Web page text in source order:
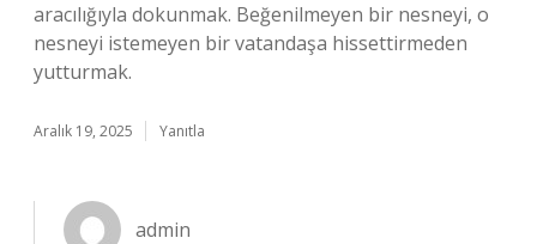
aracılığıyla dokunmak. Beğenilmeyen bir nesneyi, o
nesneyi istemeyen bir vatandaşa hissettirmeden
yutturmak.
Aralık 19, 2025 Yanıtla
admin